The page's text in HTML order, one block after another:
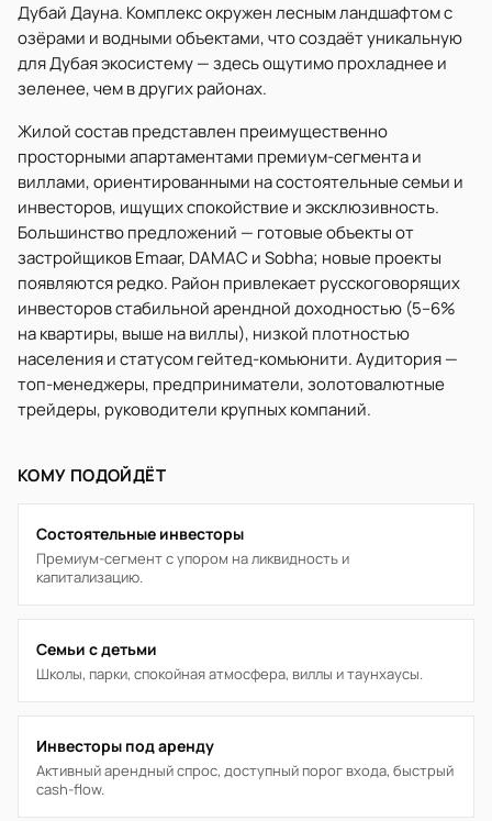
Дубай Дауна. Комплекс окружен лесным ландшафтом с
озёрами и водными объектами, что создаёт уникальную
для Дубая экосистему — здесь ощутимо прохладнее и
зеленее, чем в других районах.
Жилой состав представлен преимущественно
просторными апартаментами премиум-сегмента и
виллами, ориентированными на состоятельные семьи и
инвесторов, ищущих спокойствие и эксклюзивность.
Большинство предложений — готовые объекты от
застройщиков Emaar, DAMAC и Sobha; новые проекты
появляются редко. Район привлекает русскоговорящих
инвесторов стабильной арендной доходностью (5–6%
на квартиры, выше на виллы), низкой плотностью
населения и статусом гейтед-комьюнити. Аудитория —
топ-менеджеры, предприниматели, золотовалютные
трейдеры, руководители крупных компаний.
КОМУ ПОДОЙДЁТ
Состоятельные инвесторы
Премиум-сегмент с упором на ликвидность и
капитализацию.
Семьи с детьми
Школы, парки, спокойная атмосфера, виллы и таунхаусы.
Инвесторы под аренду
Активный арендный спрос, доступный порог входа, быстрый
cash-flow.